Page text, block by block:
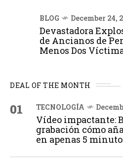
BLOG December 24,
Devastadora
de Ancianos de
Menos Dos
DEAL OF THE MONTH
01 TECNOLOGÍA
Vídeo impactante:
grabación cómo
en apenas 5